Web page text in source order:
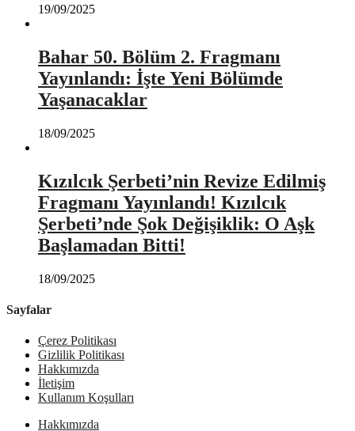
19/09/2025
Bahar 50. Bölüm 2. Fragmanı
Yayınlandı: İşte Yeni Bölümde
Yaşanacaklar
18/09/2025
Kızılcık Şerbeti’nin Revize Edilmiş
Fragmanı Yayınlandı! Kızılcık
Şerbeti’nde Şok Değişiklik: O Aşk
Başlamadan Bitti!
18/09/2025
Sayfalar
Çerez Politikası
Gizlilik Politikası
Hakkımızda
İletişim
Kullanım Koşulları
Hakkımızda